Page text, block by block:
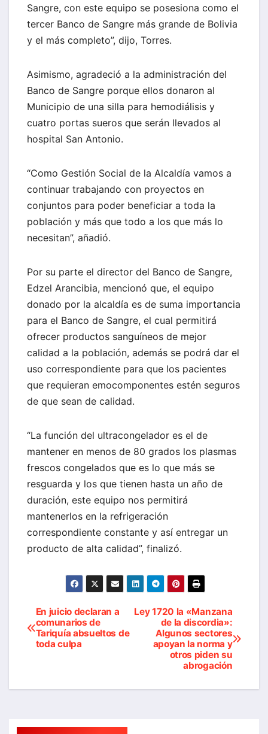
Sangre, con este equipo se posesiona como el
tercer Banco de Sangre más grande de Bolivia
y el más completo”, dijo, Torres.
Asimismo, agradeció a la administración del
Banco de Sangre porque ellos donaron al
Municipio de una silla para hemodiálisis y
cuatro portas sueros que serán llevados al
hospital San Antonio.
“Como Gestión Social de la Alcaldía vamos a
continuar trabajando con proyectos en
conjuntos para poder beneficiar a toda la
población y más que todo a los que más lo
necesitan”, añadió.
Por su parte el director del Banco de Sangre,
Edzel Arancibia, mencionó que, el equipo
donado por la alcaldía es de suma importancia
para el Banco de Sangre, el cual permitirá
ofrecer productos sanguíneos de mejor
calidad a la población, además se podrá dar el
uso correspondiente para que los pacientes
que requieran emocomponentes estén seguros
de que sean de calidad.
“La función del ultracongelador es el de
mantener en menos de 80 grados los plasmas
frescos congelados que es lo que más se
resguarda y los que tienen hasta un año de
duración, este equipo nos permitirá
mantenerlos en la refrigeración
correspondiente constante y así entregar un
producto de alta calidad”, finalizó.
Navegación
de
Ley 1720 la «Manzana
de la discordia»:
Algunos sectores
apoyan la norma y
otros piden su
abrogación
En juicio declaran a
comunarios de
Tariquía absueltos de
toda culpa